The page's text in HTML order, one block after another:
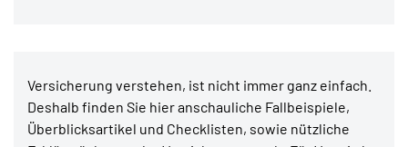
Versicherung verstehen, ist nicht immer ganz einfach.
Deshalb finden Sie hier anschauliche Fallbeispiele,
Überblicksartikel und Checklisten, sowie nützliche